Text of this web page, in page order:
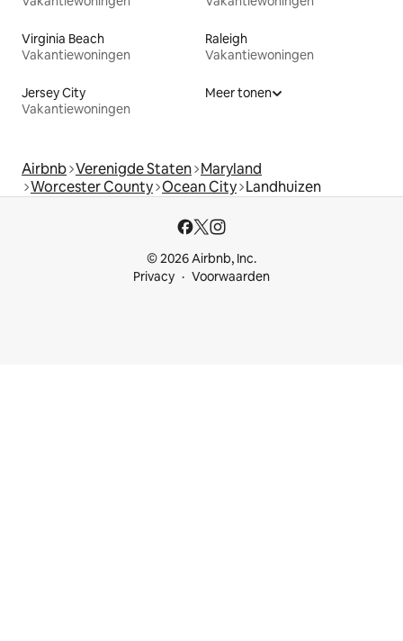
Virginia Beach
Vakantiewoningen
Raleigh
Vakantiewoningen
Jersey City
Vakantiewoningen
Meer tonen
Airbnb Verenigde Staten Maryland
Worcester County Ocean City Landhuizen
© 2026 Airbnb, Inc.
Privacy
Voorwaarden